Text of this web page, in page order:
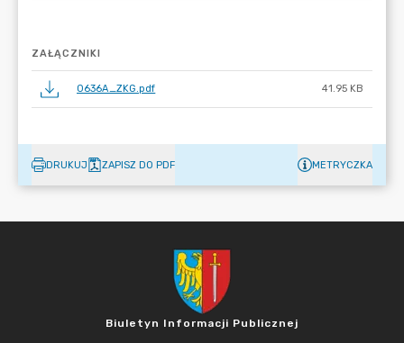
ZAŁĄCZNIKI
0636A_ZKG.pdf 41.95 KB
DRUKUJ ZAPISZ DO PDF METRYCZKA
Biuletyn Informacji Publicznej